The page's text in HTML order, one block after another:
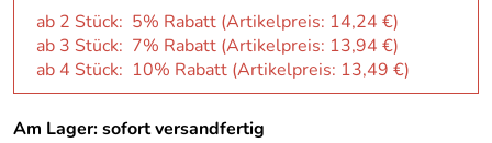
ab 2 Stück: 5% Rabatt (Artikelpreis: 14,24 €)
ab 3 Stück: 7% Rabatt (Artikelpreis: 13,94 €)
ab 4 Stück: 10% Rabatt (Artikelpreis: 13,49 €)
Am Lager: sofort versandfertig